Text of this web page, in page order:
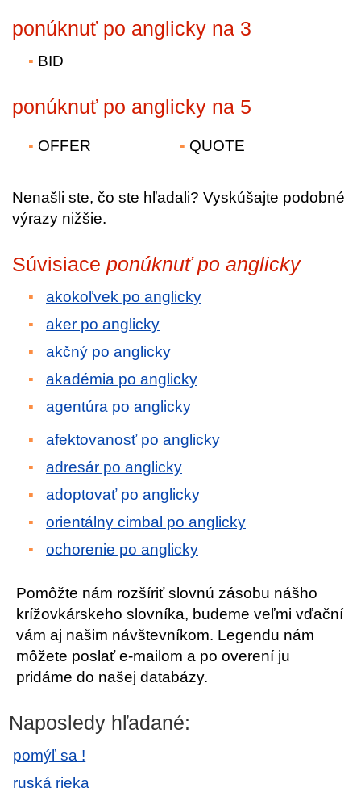
ponúknuť po anglicky na 3
BID
ponúknuť po anglicky na 5
OFFER QUOTE
Nenašli ste, čo ste hľadali? Vyskúšajte podobné
výrazy nižšie.
Súvisiace ponúknuť po anglicky
akokoľvek po anglicky
aker po anglicky
akčný po anglicky
akadémia po anglicky
agentúra po anglicky
afektovanosť po anglicky
adresár po anglicky
adoptovať po anglicky
orientálny cimbal po anglicky
ochorenie po anglicky
Pomôžte nám rozšíriť slovnú zásobu nášho
krížovkárskeho slovníka, budeme veľmi vďační
vám aj našim návštevníkom. Legendu nám
môžete poslať e-mailom a po overení ju
pridáme do našej databázy.
Naposledy hľadané:
pomýľ sa !
ruská rieka